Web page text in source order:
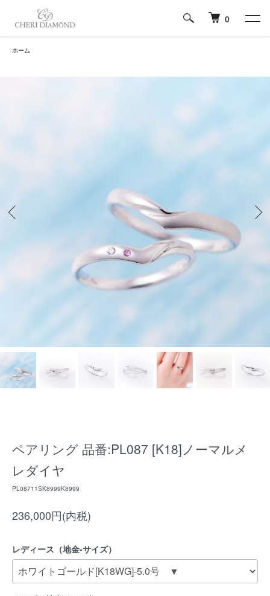
0
ホーム
ペアリング 品番:PL087 [K18]ノーマルメ
レダイヤ
PL08711SK8999K8999
236,000円(内税)
レディース（地金-サイズ）